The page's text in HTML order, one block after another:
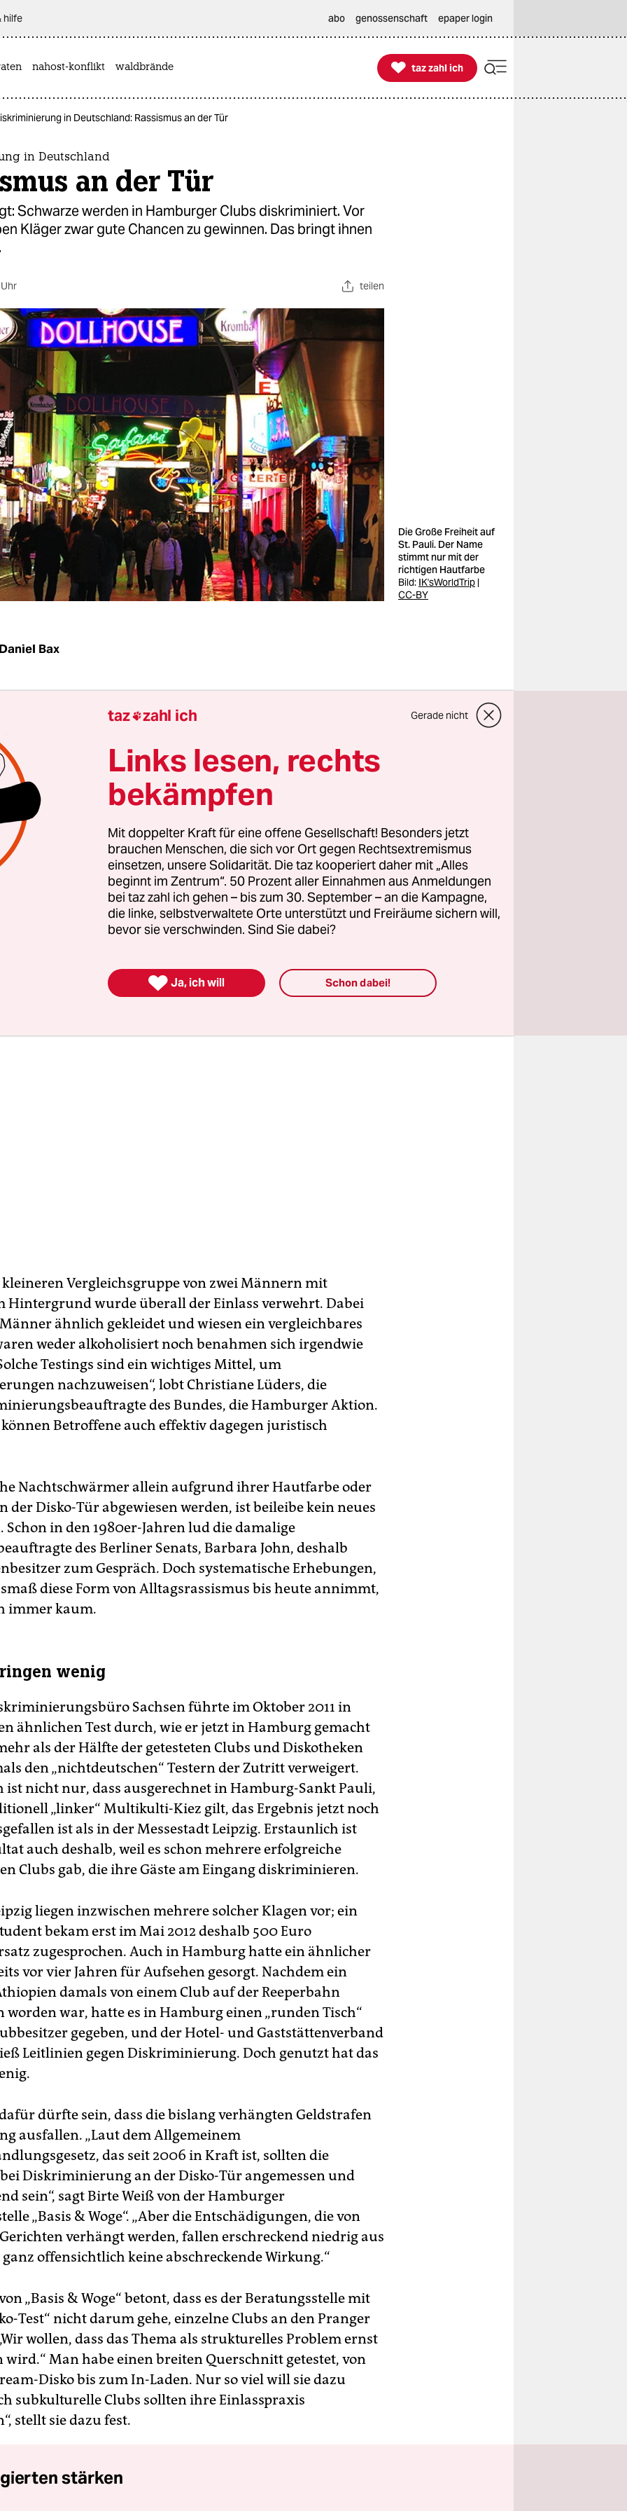
hilfe abo genossenschaft epaper login
nahost-konflikt waldbrände 
taz zahl ich
taz zahl ich
in Deutschland: Rassismus an der Tür
in Deutschland
an der Tür
Schwarze werden in Hamburger Clubs diskriminiert. Vor
Kläger zwar gute Chancen zu gewinnen. Das bringt ihnen
teilen
Die Große Freiheit auf
St. Pauli. Der Name
stimmt nur mit der
richtigen Hautfarbe
Bild: IK'sWorldTrip |
CC-BY
Daniel Bax
„Rassistische Diskriminierungen an Diskothekentüren
stellte Christiane Lüders, Leiterin der
des Bundes, am Freitag gegenüber der taz
einen Verstoß gegen das Allgemeine
dar, der nicht folgenlos bleiben darf.“
damit auf einen stichprobenartigen „Disko-Test“, den
Beratungsstelle „Basis & Woge“ am vergangenen
auf der Reeperbahn durchführen ließ. Das Ergebnis war
Drei schwarze Versuchspersonen wurden dort in keinen
Clubs hineingelassen, in denen drei weißen
kurz darauf problemlos Einlass gewährt wurde.
wurden, haben wir den Test abgebrochen“, berichtet
„Basis & Woge“ resigniert.
Vergleichsgruppe von zwei Männern mit
Hintergrund wurde überall der Einlass verwehrt. Dabei
ähnlich gekleidet und wiesen ein vergleichbares
weder alkoholisiert noch benahmen sich irgendwie
Testings sind ein wichtiges Mittel, um
nachzuweisen“, lobt Christiane Lüders, die
des Bundes, die Hamburger Aktion.
Betroffene auch effektiv dagegen juristisch
Nachtschwärmer allein aufgrund ihrer Hautfarbe oder
der Disko-Tür abgewiesen werden, ist beileibe kein neues
Schon in den 1980er-Jahren lud die damalige
des Berliner Senats, Barbara John, deshalb
zum Gespräch. Doch systematische Erhebungen,
diese Form von Alltagsrassismus bis heute annimmt,
immer kaum.
wenig
Sachsen führte im Oktober 2011 in
ähnlichen Test durch, wie er jetzt in Hamburg gemacht
als der Hälfte der getesteten Clubs und Diskotheken
den „nichtdeutschen“ Testern der Zutritt verweigert.
ist nicht nur, dass ausgerechnet in Hamburg-Sankt Pauli,
„linker“ Multikulti-Kiez gilt, das Ergebnis jetzt noch
ist als in der Messestadt Leipzig. Erstaunlich ist
auch deshalb, weil es schon mehrere erfolgreiche
Clubs gab, die ihre Gäste am Eingang diskriminieren.
liegen inzwischen mehrere solcher Klagen vor; ein
bekam erst im Mai 2012 deshalb 500 Euro
zugesprochen. Auch in Hamburg hatte ein ähnlicher
vor vier Jahren für Aufsehen gesorgt. Nachdem ein
damals von einem Club auf der Reeperbahn
worden war, hatte es in Hamburg einen „runden Tisch“
gegeben, und der Hotel- und Gaststättenverband
Leitlinien gegen Diskriminierung. Doch genutzt hat das
dürfte sein, dass die bislang verhängten Geldstrafen
ausfallen. „Laut dem Allgemeinem
das seit 2006 in Kraft ist, sollten die
Diskriminierung an der Disko-Tür angemessen und
sein“, sagt Birte Weiß von der Hamburger
„Basis & Woge“. „Aber die Entschädigungen, die von
verhängt werden, fallen erschreckend niedrig aus
offensichtlich keine abschreckende Wirkung.“
„Basis & Woge“ betont, dass es der Beratungsstelle mit
Test“ nicht darum gehe, einzelne Clubs an den Pranger
wollen, dass das Thema als strukturelles Problem ernst
wird.“ Man habe einen breiten Querschnitt getestet, von
Disko bis zum In-Laden. Nur so viel will sie dazu
subkulturelle Clubs sollten ihre Einlasspraxis
stellt sie dazu fest.
stärken
taz zahl ich Gerade nicht
Links lesen, rechts
bekämpfen
Mit doppelter Kraft für eine offene Gesellschaft! Besonders jetzt
brauchen Menschen, die sich vor Ort gegen Rechtsextremismus
einsetzen, unsere Solidarität. Die taz kooperiert daher mit „Alles
beginnt im Zentrum“. 50 Prozent aller Einnahmen aus Anmeldungen
bei taz zahl ich gehen – bis zum 30. September – an die Kampagne,
die linke, selbstverwaltete Orte unterstützt und Freiräume sichern will,
bevor sie verschwinden. Sind Sie dabei?
 Ja, ich will Schon dabei!